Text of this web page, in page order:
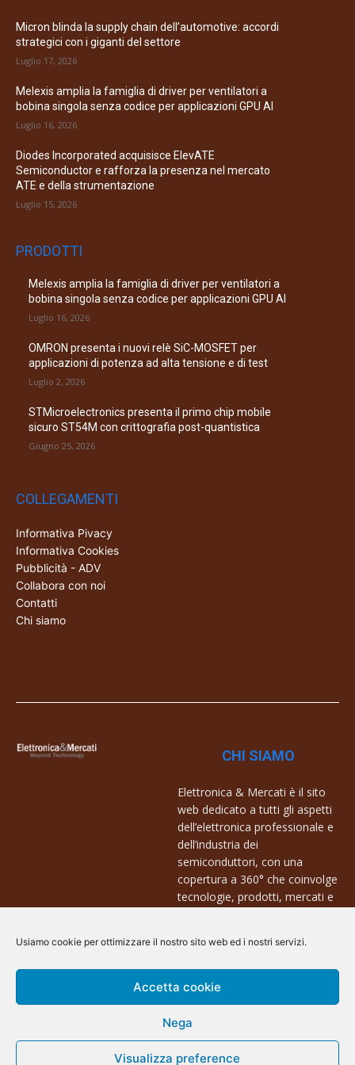
Usiamo cookie per ottimizzare il nostro sito web ed i nostri servizi.
Accetta cookie
Nega
Visualizza preference
Micron blinda la supply chain dell’automotive: accordi
strategici con i giganti del settore
Luglio 17, 2026
Melexis amplia la famiglia di driver per ventilatori a
bobina singola senza codice per applicazioni GPU AI
Luglio 16, 2026
Diodes Incorporated acquisisce ElevATE
Semiconductor e rafforza la presenza nel mercato
ATE e della strumentazione
Luglio 15, 2026
PRODOTTI
Melexis amplia la famiglia di driver per ventilatori a
bobina singola senza codice per applicazioni GPU AI
Luglio 16, 2026
OMRON presenta i nuovi relè SiC-MOSFET per
applicazioni di potenza ad alta tensione e di test
Luglio 2, 2026
STMicroelectronics presenta il primo chip mobile
sicuro ST54M con crittografia post-quantistica
Giugno 25, 2026
COLLEGAMENTI
Informativa Pivacy
Informativa Cookies
Pubblicità - ADV
Collabora con noi
Contatti
Chi siamo
CHI SIAMO
Elettronica & Mercati è il sito
web dedicato a tutti gli aspetti
dell’elettronica professionale e
dell’industria dei
semiconduttori, con una
copertura a 360° che coinvolge
tecnologie, prodotti, mercati e
Contatti:
info@arscommunication.it
@ArsCommunication 2023